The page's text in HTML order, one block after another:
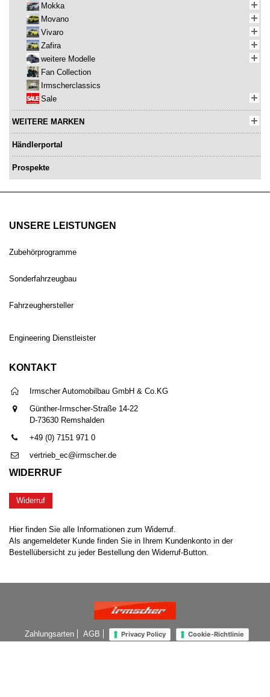
Mokka
Movano
Vivaro
Zafira
weitere Modelle
Fan Collection
Irmscherclassics
Sale
WEITERE MARKEN
Händlerportal
Prospekte
UNSERE LEISTUNGEN
Zubehörprogramme
Sonderfahrzeugbau
Fahrzeughersteller
Engineering Dienstleister
KONTAKT
Irmscher Automobilbau GmbH & Co.KG
Günther-Irmscher-Straße 14-22
D-73630 Remshalden
+49 (0) 7151 971 0
vertrieb_ec@irmscher.de
WIDERRUF
Widerruf
Hier finden Sie alle Informationen zum Widerruf.
Als angemeldeter Kunde finden Sie in Ihrem Kundenkonto in der
Bestellübersicht zu jeder Bestellung den Widerruf-Button.
Zahlungsarten AGB Privacy Policy Cookie-Richtlinie